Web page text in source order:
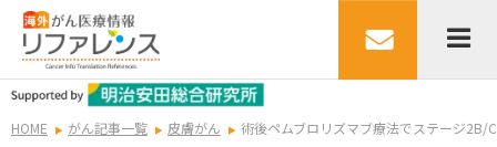
HOME がん記事一覧 皮膚がん 術後ペムブロリズマブ療法でステージ2B/